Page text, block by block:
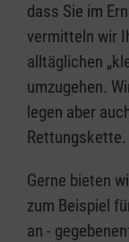
dass Sie im
vermitteln wir
alltäglichen
umzugehen.
legen aber
Rettungskette.
Gerne bieten
zum Beispiel
an -